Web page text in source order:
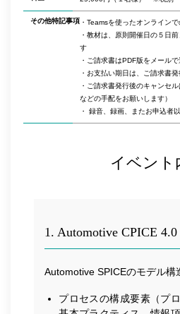
その他特記事項・Teamsを使ったオンライン
・教材は、原則開催日の５日
す
・ご請求書はPDF版をメール
・お支払い期日は、ご請求書
・ご請求書発行後のキャンセ
などの手配をお願いします）
・ 録音、録画、またお申込者
イベント
1. Automotive CPICE
Automotive SPICEのモデル構
プロセスの構成要素（プ